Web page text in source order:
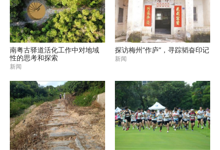
南粤古驿道活化工作中对地域
性的思考和探索
新闻
探访梅州“作庐”，寻踪韬奋印记
新闻